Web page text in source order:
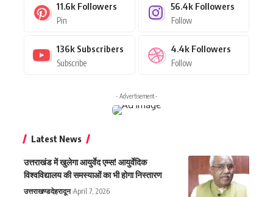
11.6k Followers
Pin
56.4k Followers
Follow
136k Subscribers
Subscribe
4.4k Followers
Follow
- Advertisement -
Latest News
उत्तराखंड में खुलेगा आयुर्वेद एम्स! आयुर्वेदिक
विश्वविद्यालय की समस्याओं का भी होगा निस्तारण
उत्तराखण्डदेहरादून April 7, 2026